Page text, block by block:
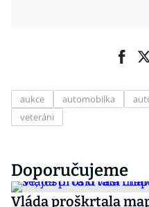
aukce automobilka
veteráni
Doporučujeme
Vláda proškrtala